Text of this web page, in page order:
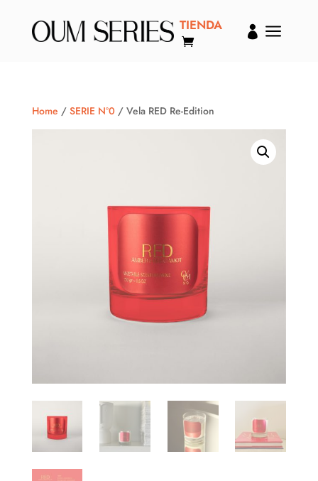
TIENDA  a
Home / SERIE Nº0/ Vela RED Re-Edition